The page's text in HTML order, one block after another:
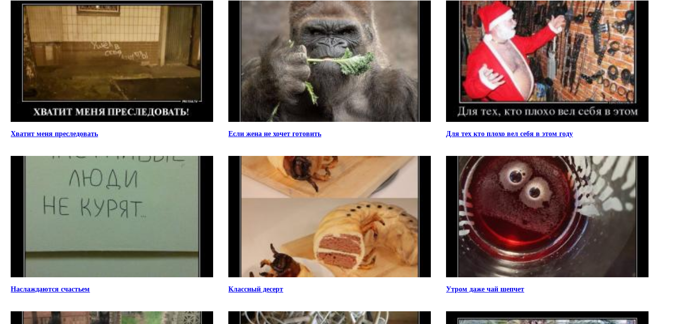
Хватит меня преследовать Если жена не хочет готовить Для тех кто плохо вел себя в этом году
Наслаждаются счастьем Классный десерт Утром даже чай шепчет